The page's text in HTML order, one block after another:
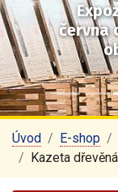
června
Úvod E-shop
Kazeta